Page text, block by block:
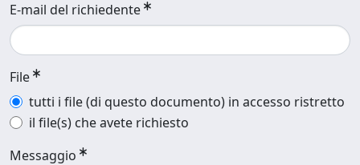
E-mail del richiedente
File
tutti i file (di questo documento) in accesso ristretto
il file(s) che avete richiesto
Messaggio